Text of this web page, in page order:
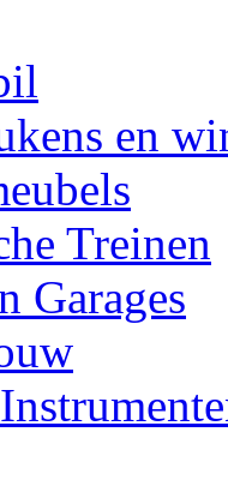
en
Treinen
Garages